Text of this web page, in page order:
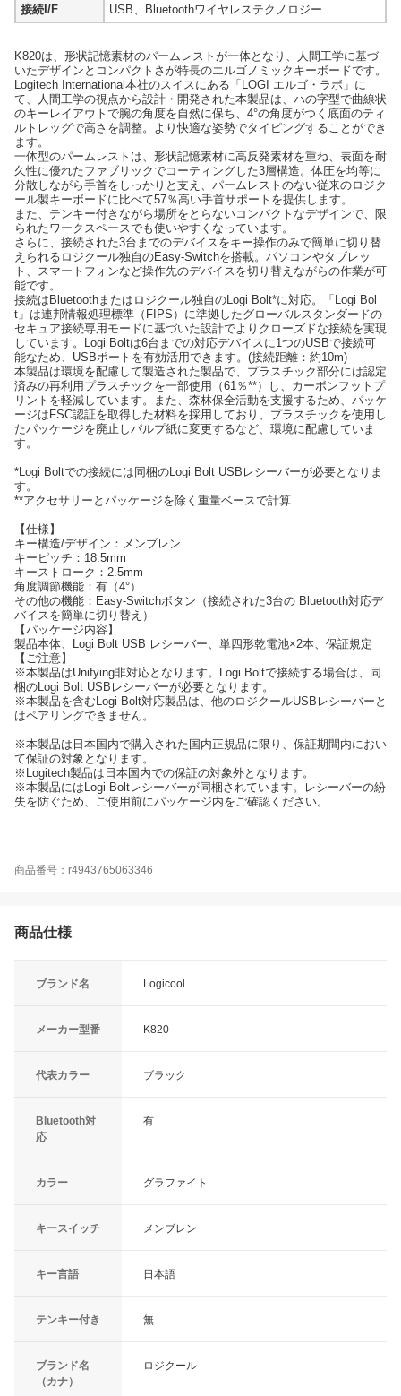
接続I/F
USB、Bluetoothワイヤレステクノロジー
K820は、形状記憶素材のパームレストが一体となり、人間工学に基づ
いたデザインとコンパクトさが特長のエルゴノミックキーボードです。
Logitech International本社のスイスにある「LOGI エルゴ・ラボ」に
て、人間工学の視点から設計・開発された本製品は、ハの字型で曲線状
のキーレイアウトで腕の角度を自然に保ち、4°の角度がつく底面のティ
ルトレッグで高さを調整。より快適な姿勢でタイピングすることができ
ます。
一体型のパームレストは、形状記憶素材に高反発素材を重ね、表面を耐
久性に優れたファブリックでコーティングした3層構造。体圧を均等に
分散しながら手首をしっかりと支え、パームレストのない従来のロジク
ール製キーボードに比べて57％高い手首サポートを提供します。
また、テンキー付きながら場所をとらないコンパクトなデザインで、限
られたワークスペースでも使いやすくなっています。
さらに、接続された3台までのデバイスをキー操作のみで簡単に切り替
えられるロジクール独自のEasy-Switchを搭載。パソコンやタブレッ
ト、スマートフォンなど操作先のデバイスを切り替えながらの作業が可
能です。
接続はBluetoothまたはロジクール独自のLogi Bolt*に対応。「Logi Bol
t」は連邦情報処理標準（FIPS）に準拠したグローバルスタンダードの
セキュア接続専用モードに基づいた設計でよりクローズドな接続を実現
しています。Logi Boltは6台までの対応デバイスに1つのUSBで接続可
能なため、USBポートを有効活用できます。(接続距離：約10m)
本製品は環境を配慮して製造された製品で、プラスチック部分には認定
済みの再利用プラスチックを一部使用（61％**）し、カーボンフットプ
リントを軽減しています。また、森林保全活動を支援するため、パッケ
ージはFSC認証を取得した材料を採用しており、プラスチックを使用し
たパッケージを廃止しパルプ紙に変更するなど、環境に配慮していま
す。
*Logi Boltでの接続には同梱のLogi Bolt USBレシーバーが必要となりま
す。
**アクセサリーとパッケージを除く重量ベースで計算
【仕様】
キー構造/デザイン：メンブレン
キーピッチ：18.5mm
キーストローク：2.5mm
角度調節機能：有（4°）
その他の機能：Easy-Switchボタン（接続された3台の Bluetooth対応デ
バイスを簡単に切り替え）
【パッケージ内容】
製品本体、Logi Bolt USB レシーバー、単四形乾電池×2本、保証規定
【ご注意】
※本製品はUnifying非対応となります。Logi Boltで接続する場合は、同
梱のLogi Bolt USBレシーバーが必要となります。
※本製品を含むLogi Bolt対応製品は、他のロジクールUSBレシーバーと
はペアリングできません。
※本製品は日本国内で購入された国内正規品に限り、保証期間内におい
て保証の対象となります。
※Logitech製品は日本国内での保証の対象外となります。
※本製品にはLogi Boltレシーバーが同梱されています。レシーバーの紛
失を防ぐため、ご使用前にパッケージ内をご確認ください。
商品番号：r4943765063346
商品仕様
ブランド名 Logicool
メーカー型番 K820
代表カラー ブラック
Bluetooth対
応
有
カラー グラファイト
キースイッチ メンブレン
キー言語 日本語
テンキー付き 無
ブランド名
（カナ）
ロジクール